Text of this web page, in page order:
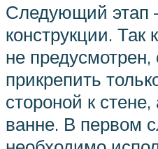
Следующий этап
конструкции. Так
не предусмотрен,
прикрепить
стороной к
ванне. В первом